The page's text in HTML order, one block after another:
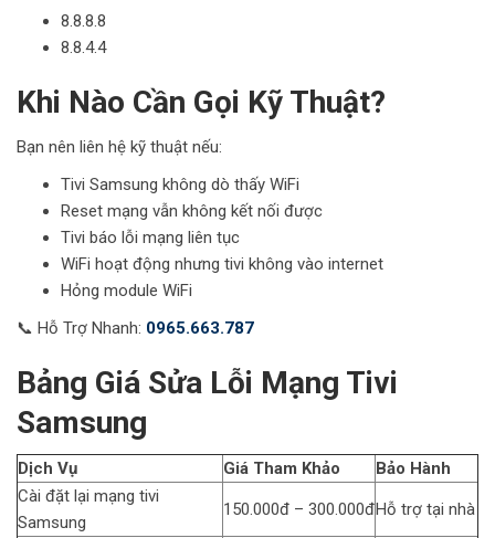
8.8.8.8
8.8.4.4
Khi Nào Cần Gọi Kỹ Thuật?
Bạn nên liên hệ kỹ thuật nếu:
Tivi Samsung không dò thấy WiFi
Reset mạng vẫn không kết nối được
Tivi báo lỗi mạng liên tục
WiFi hoạt động nhưng tivi không vào internet
Hỏng module WiFi
📞 Hỗ Trợ Nhanh: 0965.663.787
Bảng Giá Sửa Lỗi Mạng Tivi
Samsung
Dịch Vụ Giá Tham Khảo
Bảo Hành
Cài đặt lại mạng tivi
Samsung
150.000đ – 300.000đHỗ trợ tại nhà